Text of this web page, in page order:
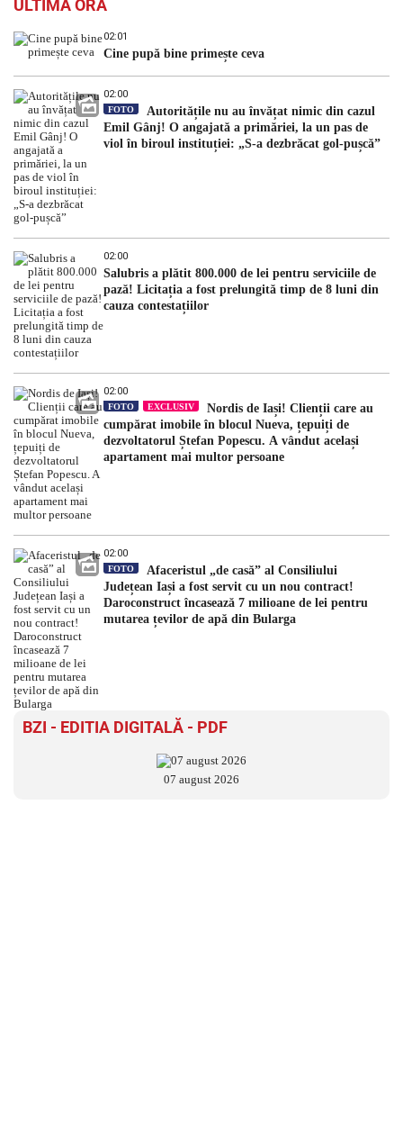
ULTIMA ORĂ
02:01
Cine pupă bine primește ceva
02:00
FOTO
Autoritățile nu au învățat nimic din cazul
Emil Gânj! O angajată a primăriei, la un pas de
viol în biroul instituției: „S-a dezbrăcat gol-pușcă”
02:00
Salubris a plătit 800.000 de lei pentru serviciile de
pază! Licitația a fost prelungită timp de 8 luni din
cauza contestațiilor
02:00
FOTO EXCLUSIV
Nordis de Iași! Clienții care au
cumpărat imobile în blocul Nueva, țepuiți de
dezvoltatorul Ștefan Popescu. A vândut același
apartament mai multor persoane
02:00
FOTO
Afaceristul „de casă” al Consiliului
Județean Iași a fost servit cu un nou contract!
Daroconstruct încasează 7 milioane de lei pentru
mutarea țevilor de apă din Bularga
BZI - EDITIA DIGITALĂ - PDF
07 august 2026